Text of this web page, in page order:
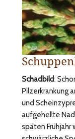
Schadbild:
Pilzerkrankung
und
aufgehellte
späten Frühjahr